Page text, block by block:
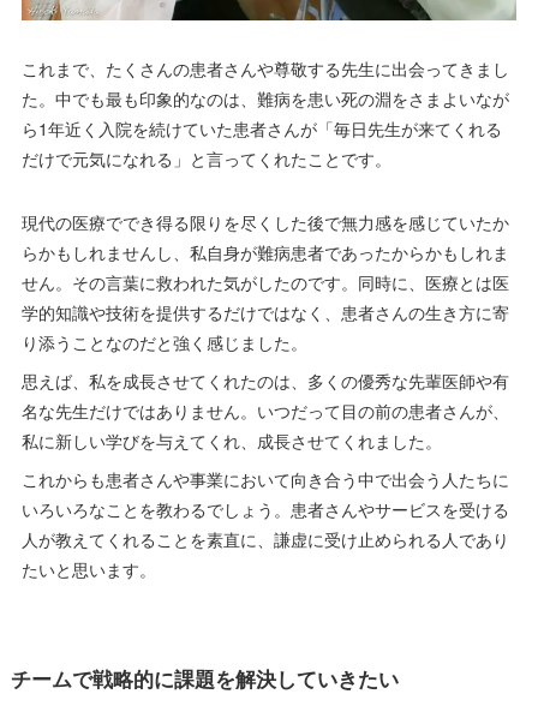
これまで、たくさんの患者さんや尊敬する先生に出会ってきまし
た。中でも最も印象的なのは、難病を患い死の淵をさまよいなが
ら1年近く入院を続けていた患者さんが「毎日先生が来てくれる
だけで元気になれる」と言ってくれたことです。
現代の医療ででき得る限りを尽くした後で無力感を感じていたか
らかもしれませんし、私自身が難病患者であったからかもしれま
せん。その言葉に救われた気がしたのです。同時に、医療とは医
学的知識や技術を提供するだけではなく、患者さんの生き方に寄
り添うことなのだと強く感じました。
思えば、私を成長させてくれたのは、多くの優秀な先輩医師や有
名な先生だけではありません。いつだって目の前の患者さんが、
私に新しい学びを与えてくれ、成長させてくれました。
これからも患者さんや事業において向き合う中で出会う人たちに
いろいろなことを教わるでしょう。患者さんやサービスを受ける
人が教えてくれることを素直に、謙虚に受け止められる人であり
たいと思います。
チームで戦略的に課題を解決していきたい